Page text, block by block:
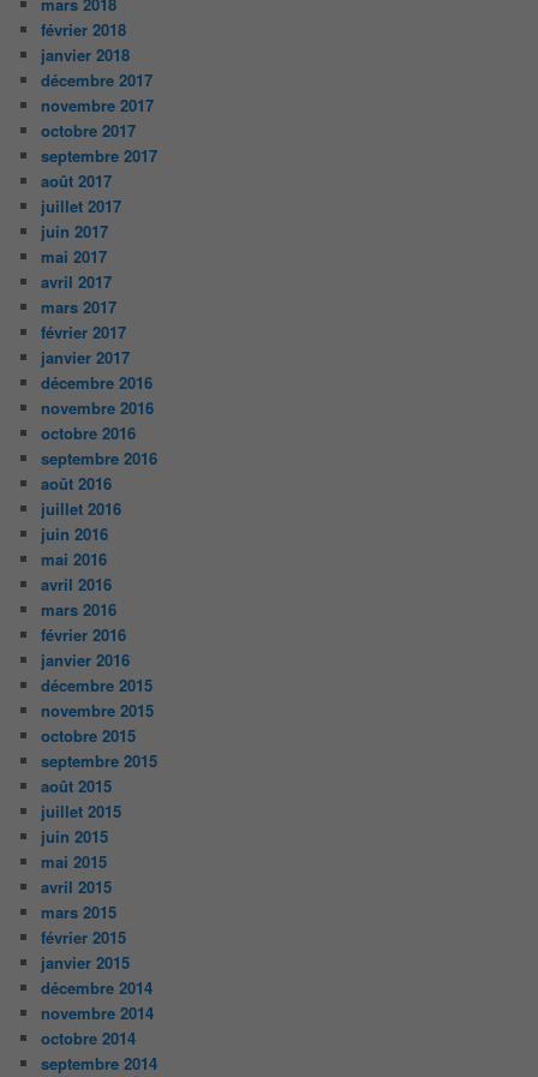
février 2018
janvier 2018
décembre 2017
novembre 2017
octobre 2017
septembre 2017
août 2017
juillet 2017
juin 2017
mai 2017
avril 2017
mars 2017
février 2017
janvier 2017
décembre 2016
novembre 2016
octobre 2016
septembre 2016
août 2016
juillet 2016
juin 2016
mai 2016
avril 2016
mars 2016
février 2016
janvier 2016
décembre 2015
novembre 2015
octobre 2015
septembre 2015
août 2015
juillet 2015
juin 2015
mai 2015
avril 2015
mars 2015
février 2015
janvier 2015
décembre 2014
novembre 2014
octobre 2014
septembre 2014